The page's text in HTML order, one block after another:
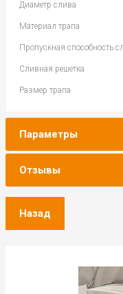
Диаметр слива
Материал трапа
Пропускная способность
Сливная решетка
Размер трапа
Параметры
Отзывы
Назад